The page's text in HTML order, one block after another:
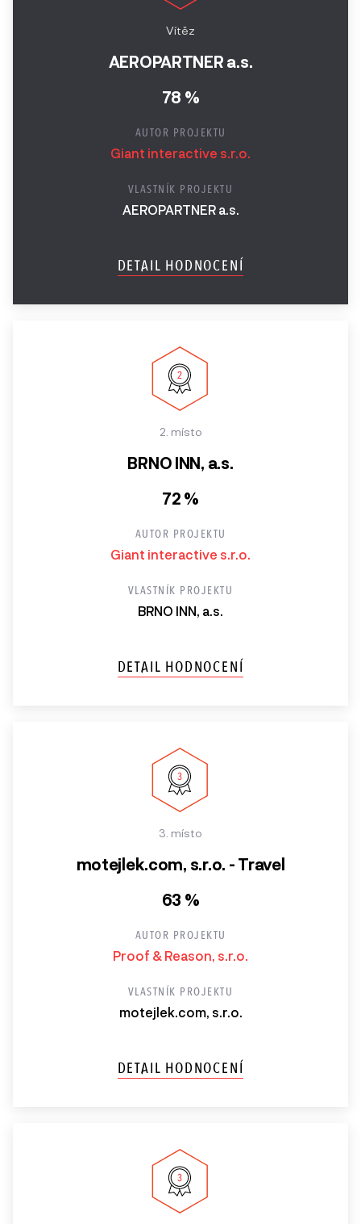
Vítěz
AEROPARTNER a.s.
78 %
AUTOR PROJEKTU
Giant interactive s.r.o.
VLASTNÍK PROJEKTU
AEROPARTNER a.s.
DETAIL HODNOCENÍ
2. místo
BRNO INN, a.s.
72 %
AUTOR PROJEKTU
Giant interactive s.r.o.
VLASTNÍK PROJEKTU
BRNO INN, a.s.
DETAIL HODNOCENÍ
3. místo
motejlek.com, s.r.o. - Travel
63 %
AUTOR PROJEKTU
Proof & Reason, s.r.o.
VLASTNÍK PROJEKTU
motejlek.com, s.r.o.
DETAIL HODNOCENÍ